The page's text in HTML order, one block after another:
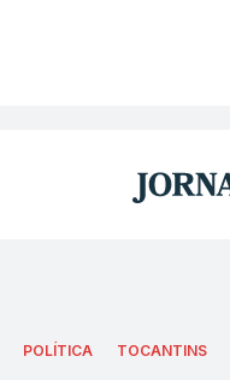
POLÍTICA TOCANTINS